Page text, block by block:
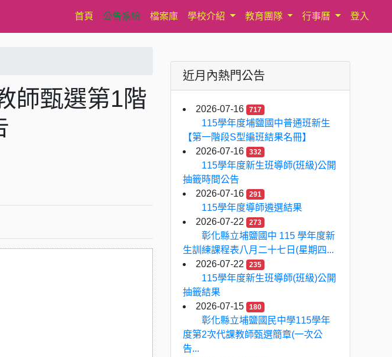
首頁(current)
公告系統 檔案庫 學校介紹 教育團隊 行事曆 登入
師甄選第1階
近月內熱門公告
2026-07-16 717
115學年度埔鹽國中普通班新生
【第一階段S型編班結果名冊】
2026-07-16
332
115學年度新生班導師(班級)公開
抽籤時間公告
2026-07-16
291
115學年度導師遴選結果
2026-07-22
273
彰化縣立埔鹽國中 115 學年度新
生訓練課程表八月二十七日(星期四...
2026-07-22
235
115學年度新生班導師(班級)公開
抽籤結果
2026-07-15
180
彰化縣立埔鹽國民中學115學年
度第2次代課教師甄選簡章(一次公
告...